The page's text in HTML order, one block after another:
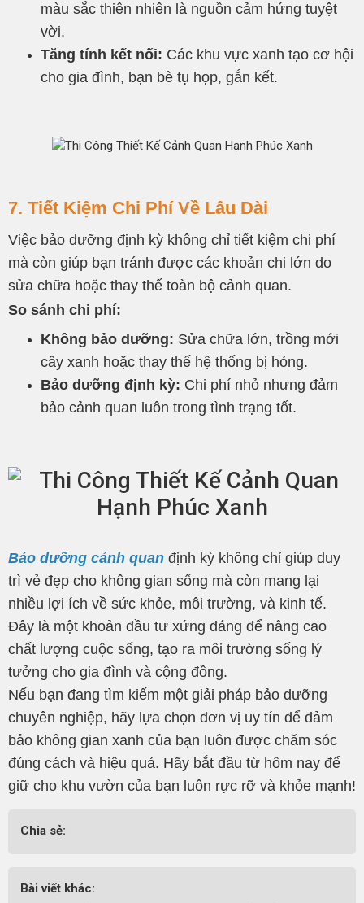
màu sắc thiên nhiên là nguồn cảm hứng tuyệt
vời.
Tăng tính kết nối: Các khu vực xanh tạo cơ hội
cho gia đình, bạn bè tụ họp, gắn kết.
7. Tiết Kiệm Chi Phí Về Lâu Dài
Việc bảo dưỡng định kỳ không chỉ tiết kiệm chi phí
mà còn giúp bạn tránh được các khoản chi lớn do
sửa chữa hoặc thay thế toàn bộ cảnh quan.
So sánh chi phí:
Không bảo dưỡng: Sửa chữa lớn, trồng mới
cây xanh hoặc thay thế hệ thống bị hỏng.
Bảo dưỡng định kỳ: Chi phí nhỏ nhưng đảm
bảo cảnh quan luôn trong tình trạng tốt.
Bảo dưỡng cảnh quan định kỳ không chỉ giúp duy
trì vẻ đẹp cho không gian sống mà còn mang lại
nhiều lợi ích về sức khỏe, môi trường, và kinh tế.
Đây là một khoản đầu tư xứng đáng để nâng cao
chất lượng cuộc sống, tạo ra môi trường sống lý
tưởng cho gia đình và cộng đồng.
Nếu bạn đang tìm kiếm một giải pháp bảo dưỡng
chuyên nghiệp, hãy lựa chọn đơn vị uy tín để đảm
bảo không gian xanh của bạn luôn được chăm sóc
đúng cách và hiệu quả. Hãy bắt đầu từ hôm nay để
giữ cho khu vườn của bạn luôn rực rỡ và khỏe mạnh!
Chia sẻ:
Bài viết khác: